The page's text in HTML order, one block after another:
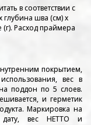
в соответствии с
шва (см) х
Расход праймера
покрытием,
вес в
поддон по 5 слоев.
и герметик
Маркировка на
дату, вес НЕТТО и